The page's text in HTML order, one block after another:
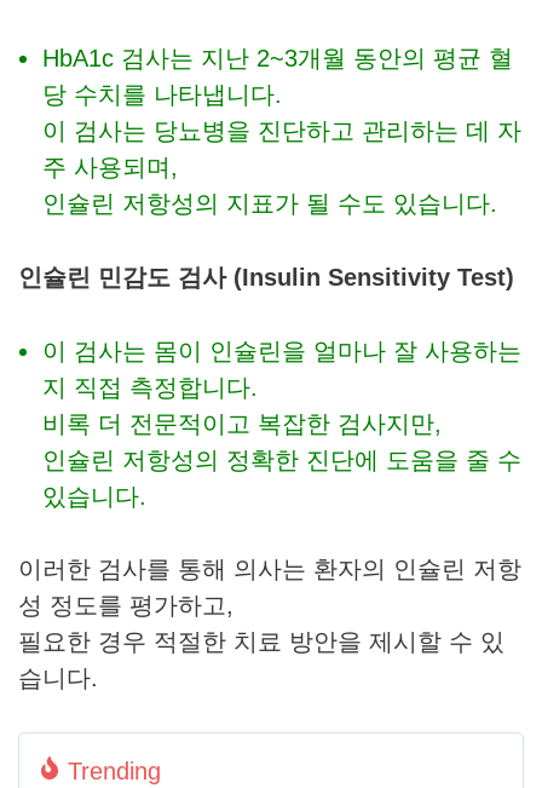
HbA1c 검사는 지난 2~3개월 동안의 평균 혈
당 수치를 나타냅니다.
이 검사는 당뇨병을 진단하고 관리하는 데 자
주 사용되며,
인슐린 저항성의 지표가 될 수도 있습니다.
인슐린 민감도 검사 (Insulin Sensitivity Test)
이 검사는 몸이 인슐린을 얼마나 잘 사용하는
지 직접 측정합니다.
비록 더 전문적이고 복잡한 검사지만,
인슐린 저항성의 정확한 진단에 도움을 줄 수
있습니다.
이러한 검사를 통해 의사는 환자의 인슐린 저항
성 정도를 평가하고,
필요한 경우 적절한 치료 방안을 제시할 수 있
습니다.
Trending